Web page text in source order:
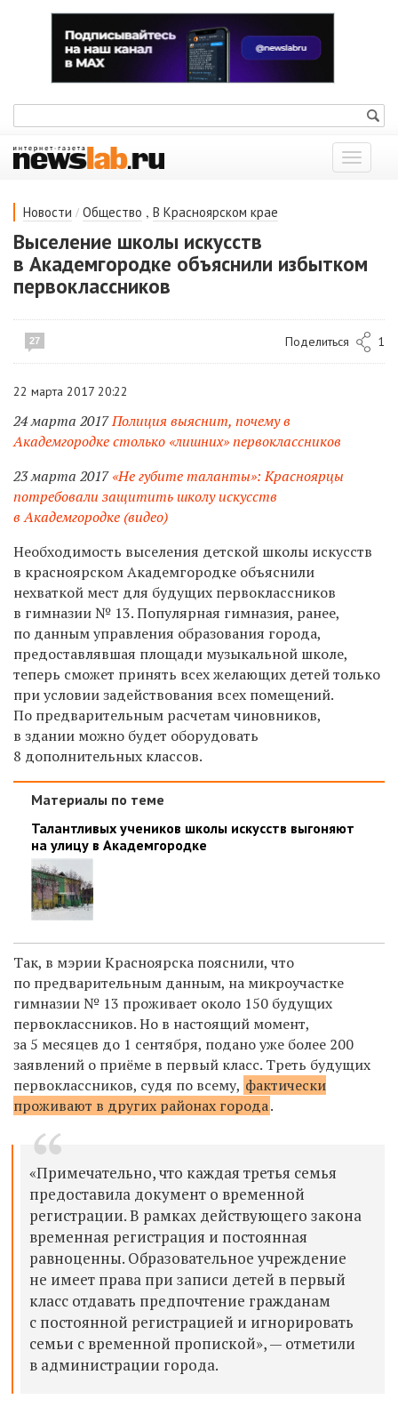
Показать
меню
Новости / Общество , В Красноярском крае
Выселение школы искусств
в Академгородке объяснили избытком
первоклассников
27 Поделиться 1
22 марта 2017 20:22
24 марта 2017Полиция выяснит, почему в
Академгородке столько «лишних» первоклассников
23 марта 2017«Не губите таланты»: Красноярцы
потребовали защитить школу искусств
в Академгородке (видео)
Необходимость выселения детской школы искусств
в красноярском Академгородке объяснили
нехваткой мест для будущих первоклассников
в гимназии № 13. Популярная гимназия, ранее,
по данным управления образования города,
предоставлявшая площади музыкальной школе,
теперь сможет принять всех желающих детей только
при условии задействования всех помещений.
По предварительным расчетам чиновников,
в здании можно будет оборудовать
8 дополнительных классов.
Материалы по теме
Талантливых учеников школы искусств выгоняют
на улицу в Академгородке
Так, в мэрии Красноярска пояснили, что
по предварительным данным, на микроучастке
гимназии № 13 проживает около 150 будущих
первоклассников. Но в настоящий момент,
за 5 месяцев до 1 сентября, подано уже более 200
заявлений о приёме в первый класс. Треть будущих
первоклассников, судя по всему, фактически
проживают в других районах города.
«Примечательно, что каждая третья семья
предоставила документ о временной
регистрации. В рамках действующего закона
временная регистрация и постоянная
равноценны. Образовательное учреждение
не имеет права при записи детей в первый
класс отдавать предпочтение гражданам
с постоянной регистрацией и игнорировать
семьи с временной пропиской», — отметили
в администрации города.